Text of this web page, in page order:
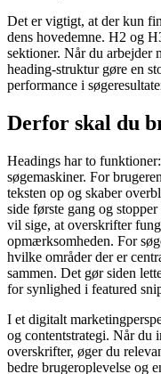
Det er vigtigt, at der kun
dens hovedemne. H2 og
sektioner. Når du arbejder
heading-struktur gøre en
performance i
Derfor skal du
Headings har to
søgemaskiner. For
teksten op og skaber
side første gang og
vil sige, at overskrifter
opmærksomheden. For
hvilke områder der er
sammen. Det gør siden
for synlighed i featured
I et digitalt
og contentstrategi. Når du
overskrifter, øger du
bedre brugeroplevelse og